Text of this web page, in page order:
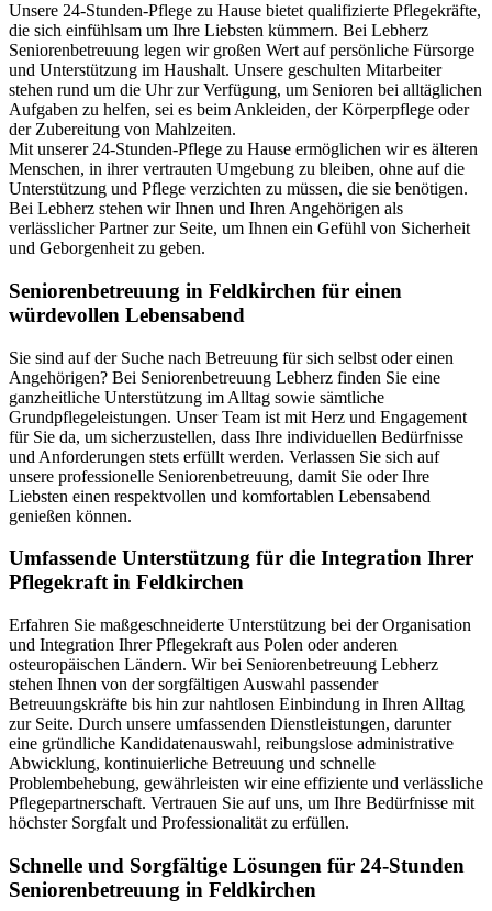
Unsere 24-Stunden-Pflege zu Hause bietet qualifizierte Pflegekräfte,
die sich einfühlsam um Ihre Liebsten kümmern. Bei Lebherz
Seniorenbetreuung legen wir großen Wert auf persönliche Fürsorge
und Unterstützung im Haushalt. Unsere geschulten Mitarbeiter
stehen rund um die Uhr zur Verfügung, um Senioren bei alltäglichen
Aufgaben zu helfen, sei es beim Ankleiden, der Körperpflege oder
der Zubereitung von Mahlzeiten.
Mit unserer 24-Stunden-Pflege zu Hause ermöglichen wir es älteren
Menschen, in ihrer vertrauten Umgebung zu bleiben, ohne auf die
Unterstützung und Pflege verzichten zu müssen, die sie benötigen.
Bei Lebherz stehen wir Ihnen und Ihren Angehörigen als
verlässlicher Partner zur Seite, um Ihnen ein Gefühl von Sicherheit
und Geborgenheit zu geben.
Senioren­betreuung in Feldkirchen für einen
würdevollen Lebensabend
Sie sind auf der Suche nach Betreuung für sich selbst oder einen
Angehörigen? Bei Seniorenbetreuung Lebherz finden Sie eine
ganzheitliche Unterstützung im Alltag sowie sämtliche
Grundpflegeleistungen. Unser Team ist mit Herz und Engagement
für Sie da, um sicherzustellen, dass Ihre individuellen Bedürfnisse
und Anforderungen stets erfüllt werden. Verlassen Sie sich auf
unsere professionelle Seniorenbetreuung, damit Sie oder Ihre
Liebsten einen respektvollen und komfortablen Lebensabend
genießen können.
Umfassende Unterstützung für die Integration Ihrer
Pflegekraft in Feldkirchen
Erfahren Sie maßgeschneiderte Unterstützung bei der Organisation
und Integration Ihrer Pflegekraft aus Polen oder anderen
osteuropäischen Ländern. Wir bei Seniorenbetreuung Lebherz
stehen Ihnen von der sorgfältigen Auswahl passender
Betreuungskräfte bis hin zur nahtlosen Einbindung in Ihren Alltag
zur Seite. Durch unsere umfassenden Dienstleistungen, darunter
eine gründliche Kandidatenauswahl, reibungslose administrative
Abwicklung, kontinuierliche Betreuung und schnelle
Problembehebung, gewährleisten wir eine effiziente und verlässliche
Pflegepartnerschaft. Vertrauen Sie auf uns, um Ihre Bedürfnisse mit
höchster Sorgfalt und Professionalität zu erfüllen.
Schnelle und Sorgfältige Lösungen für 24-Stunden
Seniorenbetreuung in Feldkirchen